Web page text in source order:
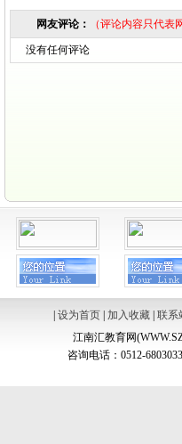
网友评论： （评论内容只代
没有任何评论
设为首页| 加入收藏| 联系
江南汇教育网
咨询电话：0512-